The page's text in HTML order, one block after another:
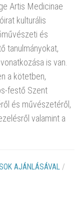
Artis Medicinae
kulturális
és
tanulmányokat,
is van.
a kötetben,
festő Szent
és művészetéről,
valamint a
AJÁNLÁSÁVAL /